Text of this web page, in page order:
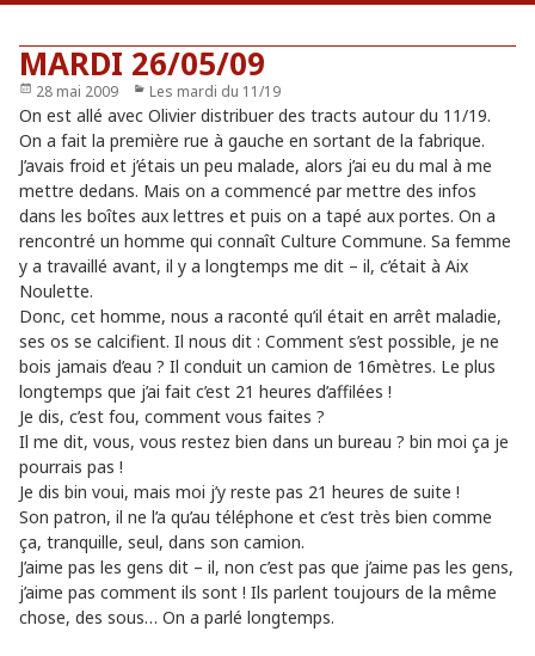
MARDI 26/05/09
Publié
le
28 mai 2009 Catégories
Les mardi du 11/19
On est allé avec Olivier distribuer des tracts autour du 11/19.
On a fait la première rue à gauche en sortant de la fabrique.
J’avais froid et j’étais un peu malade, alors j’ai eu du mal à me
mettre dedans. Mais on a commencé par mettre des infos
dans les boîtes aux lettres et puis on a tapé aux portes. On a
rencontré un homme qui connaît Culture Commune. Sa femme
y a travaillé avant, il y a longtemps me dit – il, c’était à Aix
Noulette.
Donc, cet homme, nous a raconté qu’il était en arrêt maladie,
ses os se calcifient. Il nous dit : Comment s’est possible, je ne
bois jamais d’eau ? Il conduit un camion de 16mètres. Le plus
longtemps que j’ai fait c’est 21 heures d’affilées !
Je dis, c’est fou, comment vous faites ?
Il me dit, vous, vous restez bien dans un bureau ? bin moi ça je
pourrais pas !
Je dis bin voui, mais moi j’y reste pas 21 heures de suite !
Son patron, il ne l’a qu’au téléphone et c’est très bien comme
ça, tranquille, seul, dans son camion.
J’aime pas les gens dit – il, non c’est pas que j’aime pas les gens,
j’aime pas comment ils sont ! Ils parlent toujours de la même
chose, des sous… On a parlé longtemps.